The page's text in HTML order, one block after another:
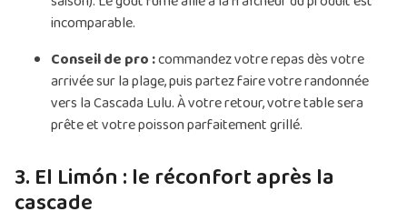
incomparable.
Conseil de pro :commandez votre repas dès votre
arrivée sur la plage, puis partez faire votre randonnée
vers la Cascada Lulu. À votre retour, votre table sera
prête et votre poisson parfaitement grillé.
3. El Limón : le réconfort après la
cascade